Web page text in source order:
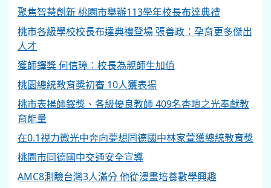
聚焦智慧創新 桃園市舉辦113學年校長布達典禮
桃市各級學校校長布達典禮登場 張善政：孕育更多傑出
人才
獲師鐸獎 何信璋︰校長為親師生加值
桃園總統教育獎初審 10人獲表揚
桃市表揚師鐸獎、各級優良教師 409名杏壇之光奉獻教
育能量
在0.1視力微光中奔向夢想同德國中林家萱獲總統教育獎
桃園市同德國中交通安全宣導
AMC8測驗台灣3人滿分 他從漫畫培養數學興趣